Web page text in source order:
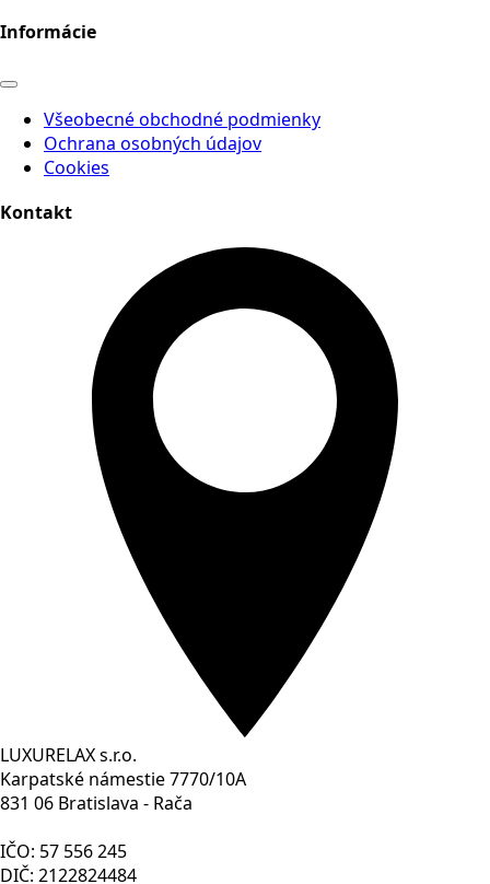
Informácie
Všeobecné obchodné podmienky
Ochrana osobných údajov
Cookies
Kontakt
LUXURELAX s.r.o.
Karpatské námestie 7770/10A
831 06 Bratislava - Rača
IČO: 57 556 245
DIČ: 2122824484